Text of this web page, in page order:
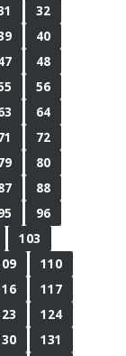
32
40
48
56
64
72
80
88
96
103
110
117
124
131